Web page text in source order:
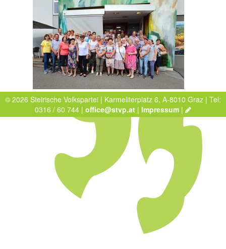
© 2026 Steirische Volkspartei | Karmeliterplatz 6, A-8010 Graz | Tel:
0316 / 60 744 | office@stvp.at | Impressum |